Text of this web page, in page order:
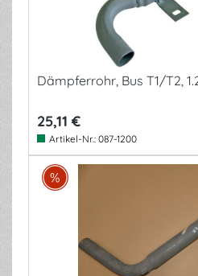
Dämpferrohr, Bus T1/T2,
25,11 €
Artikel-Nr.: 087-1200